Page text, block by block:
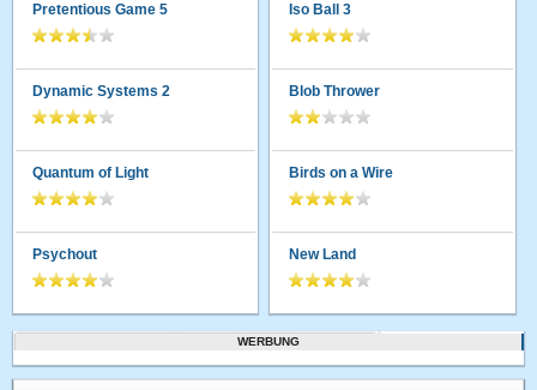
Pretentious Game 5
Dynamic Systems 2
Quantum of Light
Psychout
Iso Ball 3
Blob Thrower
Birds on a Wire
New Land
WERBUNG